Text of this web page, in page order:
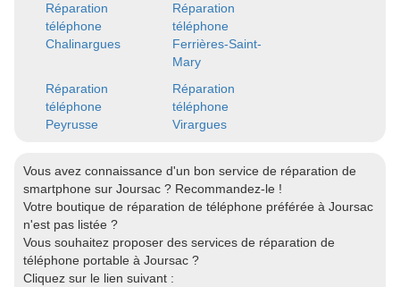
Réparation
téléphone
Chalinargues
Réparation
téléphone
Ferrières-Saint-
Mary
Réparation
téléphone
Peyrusse
Réparation
téléphone
Virargues
Vous avez connaissance d'un bon service de réparation de
smartphone sur Joursac ? Recommandez-le !
Votre boutique de réparation de téléphone préférée à Joursac
n'est pas listée ?
Vous souhaitez proposer des services de réparation de
téléphone portable à Joursac ?
Cliquez sur le lien suivant :